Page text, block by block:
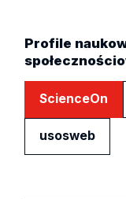
Profile
ScienceOn
usosweb